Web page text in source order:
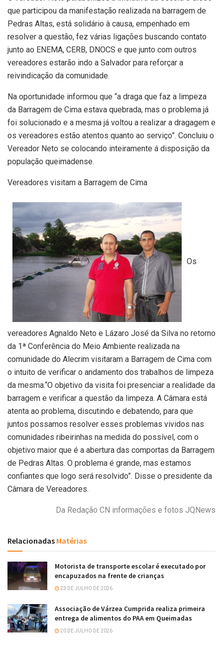
que participou da manifestação realizada na barragem de
Pedras Altas, está solidário à causa, empenhado em
resolver a questão, fez várias ligações buscando contato
junto ao ENEMA, CERB, DNOCS e que junto com outros
vereadores estarão indo a Salvador para reforçar a
reivindicação da comunidade.
Na oportunidade informou que “a draga que faz a limpeza
da Barragem de Cima estava quebrada, mas o problema já
foi solucionado e a mesma já voltou a realizar a dragagem e
os vereadores estão atentos quanto ao serviço”. Concluiu o
Vereador Neto se colocando inteiramente á disposição da
população queimadense.
Vereadores visitam a Barragem de Cima
Os
vereadores Agnaldo Neto e Lázaro José da Silva no retorno
da 1ª Conferência do Meio Ambiente realizada na
comunidade do Alecrim visitaram a Barragem de Cima com
o intuito de verificar o andamento dos trabalhos de limpeza
da mesma.“O objetivo da visita foi presenciar a realidade da
barragem e verificar a questão da limpeza. A Câmara está
atenta ao problema, discutindo e debatendo, para que
juntos possamos resolver esses problemas vividos nas
comunidades ribeirinhas na medida do possível, com o
objetivo maior que é a abertura das comportas da Barragem
de Pedras Altas. O problema é grande, mas estamos
confiantes que logo será resolvido”. Disse o presidente da
Câmara de Vereadores.
Da Redação CN informações e fotos JQNews
Relacionadas Matérias
Motorista de transporte escolar é executado por
encapuzados na frente de crianças
23 DE JULHO DE 2026
Associação de Várzea Cumprida realiza primeira
entrega de alimentos do PAA em Queimadas
20 DE JULHO DE 2026